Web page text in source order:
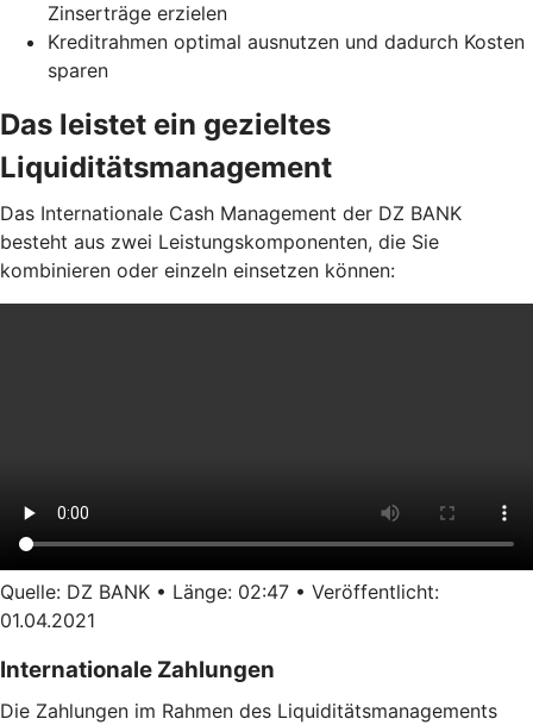
Zinserträge erzielen
Kreditrahmen optimal ausnutzen und dadurch Kosten
sparen
Das leistet ein gezieltes
Liquiditätsmanagement
Das Internationale Cash Management der DZ BANK
besteht aus zwei Leistungskomponenten, die Sie
kombinieren oder einzeln einsetzen können:
Quelle: DZ BANK • Länge: 02:47 • Veröffentlicht:
01.04.2021
Internationale Zahlungen
Die Zahlungen im Rahmen des Liquiditätsmanagements